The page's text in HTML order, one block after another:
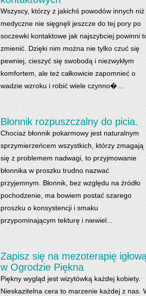
Wszyscy, którzy z jakichś powodów innych niż
medyczne nie sięgnęli jeszcze do tej pory po
soczewki kontaktowe jak najszybciej powinni
zmienić. Dzięki nim można nie tylko czuć się
pewniej, cieszyć się swobodą i niezwykłym
komfortem, ale też całkowicie zapomnieć o
wadzie wzroku i robić wiele czynno�...
Błonnik rozpuszczalny do picia.
Chociaż błonnik pokarmowy jest naturalnym
sprzymierzeńcem wszystkich, którzy zmagają
się z problemem nadwagi, to przyjmowanie
błonnika w proszku trudno nazwać
przyjemnym. Błonnik, bez względu na źródło
pochodzenie, ma bowiem postać szarego
proszku o konsystencji i smaku
przypominającym tekturę i niewiel...
Zapisz się na mezoterapię
w Ogrodzie Piękna
Piękny wygląd jest wizytówką każdej kobiety.
Nieskazitelna cera to marzenie każdej z nas.